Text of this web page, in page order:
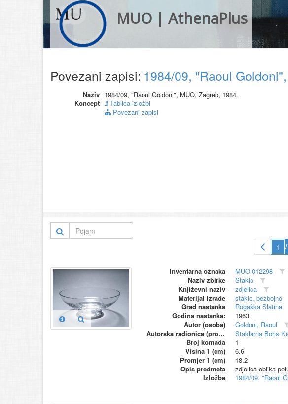
MUO | AthenaPlus
Povezani zapisi: 1984/09, "Raoul
Naziv 1984/09, "Raoul Goldoni", MUO, Zagreb, 1984.
Koncept
Tablica izložbi
Povezani zapisi
Inventarna oznaka
MUO-012298
Naziv zbirke
Staklo
Književni naziv
zdjelica
Materijal izrade
staklo, bezbojno
Grad nastanka
Rogaška Slatina
Godina nastanka:
1963
Autor (osoba)
Goldoni, Raoul
Autorska radionica (proizvođač)
Staklarna Boris
Broj komada
1
Visina 1 (cm)
6.6
Promjer 1 (cm)
18.2
Opis predmeta
zdjelica oblika
Izložbe
1984/09, "Raoul